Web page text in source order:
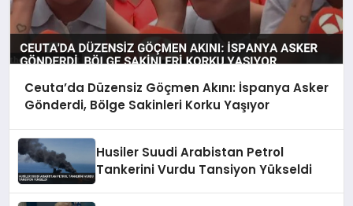
Ceuta’da Düzensiz Göçmen Akını: İspanya Asker
Gönderdi, Bölge Sakinleri Korku Yaşıyor
Husiler Suudi Arabistan Petrol
Tankerini Vurdu Tansiyon Yükseldi